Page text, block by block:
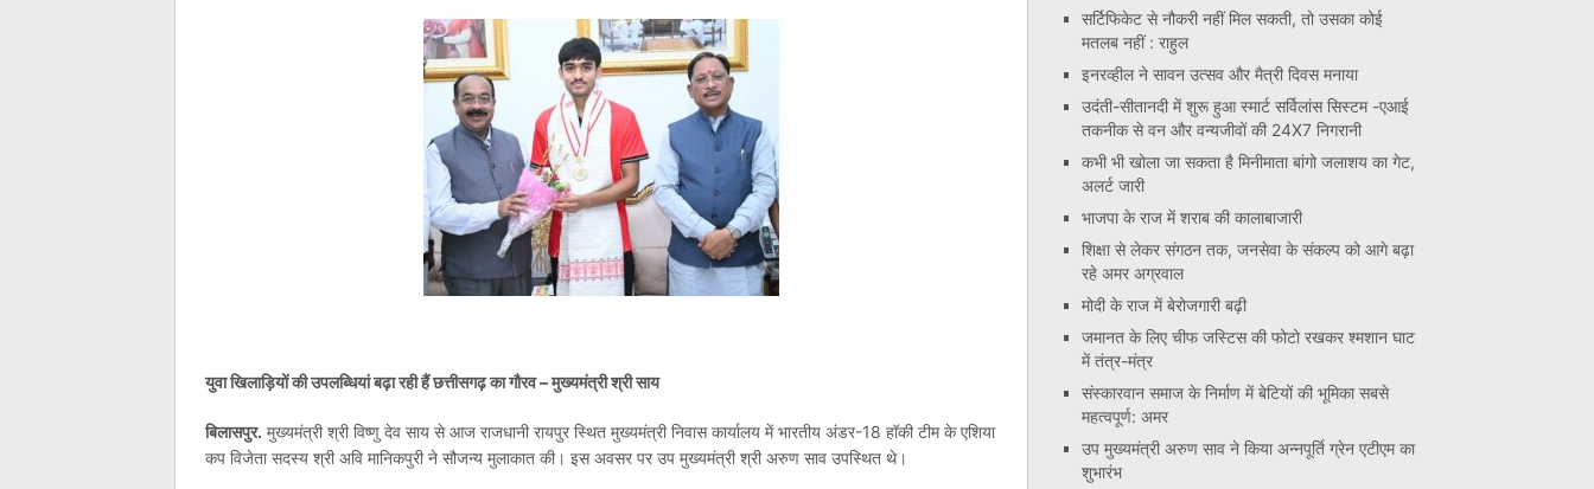
युवा खिलाड़ियों की उपलब्धियां बढ़ा रही हैं छत्तीसगढ़ का गौरव – मुख्यमंत्री श्री साय
बिलासपुर. मुख्यमंत्री श्री विष्णु देव साय से आज राजधानी रायपुर स्थित मुख्यमंत्री निवास कार्यालय में भारतीय अंडर-18 हॉकी टीम के एशिया
कप विजेता सदस्य श्री अवि मानिकपुरी ने सौजन्य मुलाकात की। इस अवसर पर उप मुख्यमंत्री श्री अरुण साव उपस्थित थे।
सर्टिफिकेट से नौकरी नहीं मिल सकती, तो उसका कोई
मतलब नहीं : राहुल
इनरव्हील ने सावन उत्सव और मैत्री दिवस मनाया
उदंती-सीतानदी में शुरू हुआ स्मार्ट सर्विलांस सिस्टम -एआई
तकनीक से वन और वन्यजीवों की 24X7 निगरानी
कभी भी खोला जा सकता है मिनीमाता बांगो जलाशय का गेट,
अलर्ट जारी
भाजपा के राज में शराब की कालाबाजारी
शिक्षा से लेकर संगठन तक, जनसेवा के संकल्प को आगे बढ़ा
रहे अमर अग्रवाल
मोदी के राज में बेरोजगारी बढ़ी
जमानत के लिए चीफ जस्टिस की फोटो रखकर श्मशान घाट
में तंत्र-मंत्र
संस्कारवान समाज के निर्माण में बेटियों की भूमिका सबसे
महत्वपूर्ण: अमर
उप मुख्यमंत्री अरुण साव ने किया अन्नपूर्ति ग्रेन एटीएम का
शुभारंभ